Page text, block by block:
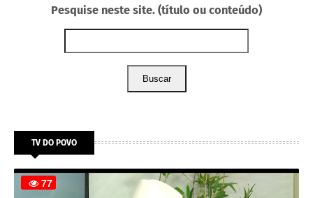
Pesquise neste site. (título ou conteúdo)
Buscar
TV DO POVO